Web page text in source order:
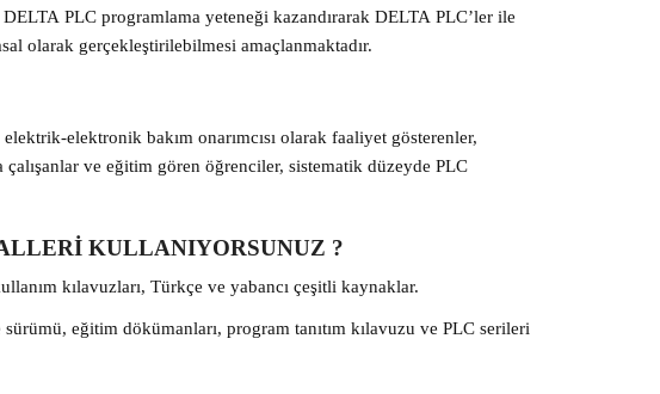
PLC programlama yeteneği kazandırarak DELTA PLC’ler ile
olarak gerçekleştirilebilmesi amaçlanmaktadır.
elektronik bakım onarımcısı olarak faaliyet gösterenler,
ve eğitim gören öğrenciler, sistematik düzeyde PLC
KULLANIYORSUNUZ ?
kılavuzları, Türkçe ve yabancı çeşitli kaynaklar.
sürümü, eğitim dökümanları, program tanıtım kılavuzu ve PLC serileri